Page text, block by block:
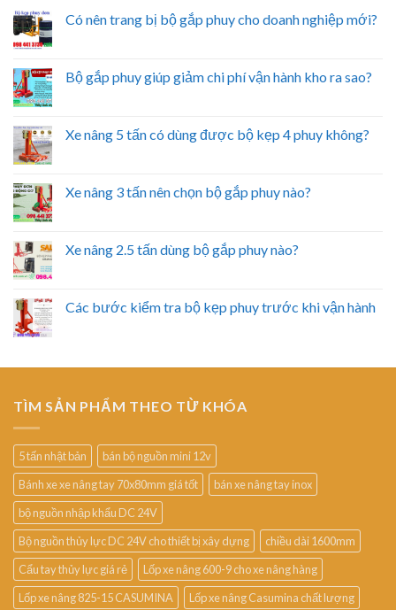
Có nên trang bị bộ gắp phuy cho doanh nghiệp mới?
Bộ gắp phuy giúp giảm chi phí vận hành kho ra sao?
Xe nâng 5 tấn có dùng được bộ kẹp 4 phuy không?
Xe nâng 3 tấn nên chọn bộ gắp phuy nào?
Xe nâng 2.5 tấn dùng bộ gắp phuy nào?
Các bước kiểm tra bộ kẹp phuy trước khi vận hành
TÌM SẢN PHẨM THEO TỪ KHÓA
5 tấn nhật bản
bán bộ nguồn mini 12v
Bánh xe xe nâng tay 70x80mm giá tốt
bán xe nâng tay inox
bộ nguồn nhập khẩu DC 24V
Bộ nguồn thủy lực DC 24V cho thiết bị xây dựng
chiều dài 1600mm
Cẩu tay thủy lực giá rẻ
Lốp xe nâng 600-9 cho xe nâng hàng
Lốp xe nâng 825-15 CASUMINA
Lốp xe nâng Casumina chất lượng